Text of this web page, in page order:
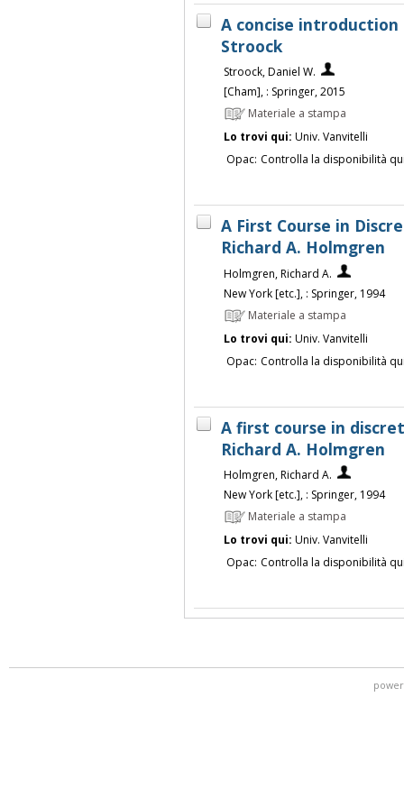
A concise introduction
Stroock
Stroock, Daniel W.
[Cham], : Springer, 2015
Materiale a stampa
Lo trovi qui: Univ. Vanvitelli
Opac: Controlla la disponibilità
A First Course in
Richard A. Holmgren
Holmgren, Richard A.
New York [etc.], : Springer, 1994
Materiale a stampa
Lo trovi qui: Univ. Vanvitelli
Opac: Controlla la disponibilità
A first course in
Richard A. Holmgren
Holmgren, Richard A.
New York [etc.], : Springer, 1994
Materiale a stampa
Lo trovi qui: Univ. Vanvitelli
Opac: Controlla la disponibilità